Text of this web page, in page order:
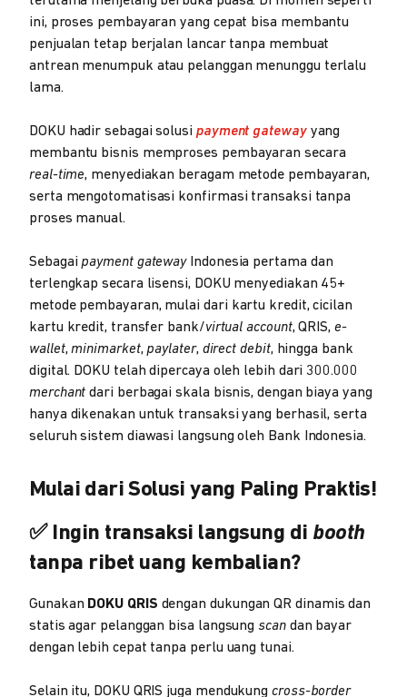
ini, proses pembayaran yang cepat bisa membantu
penjualan tetap berjalan lancar tanpa membuat
antrean menumpuk atau pelanggan menunggu terlalu
lama.
DOKU hadir sebagai solusi payment gateway yang
membantu bisnis memproses pembayaran secara
real-time, menyediakan beragam metode pembayaran,
serta mengotomatisasi konfirmasi transaksi tanpa
proses manual.
Sebagai payment gateway Indonesia pertama dan
terlengkap secara lisensi, DOKU menyediakan 45+
metode pembayaran, mulai dari kartu kredit, cicilan
kartu kredit, transfer bank/virtual account, QRIS, e-
wallet,minimarket, paylater, direct debit, hingga bank
digital. DOKU telah dipercaya oleh lebih dari 300.000
merchant dari berbagai skala bisnis, dengan biaya yang
hanya dikenakan untuk transaksi yang berhasil, serta
seluruh sistem diawasi langsung oleh Bank Indonesia.
Mulai dari Solusi yang Paling Praktis!
✅ Ingin transaksi langsung di booth
tanpa ribet uang kembalian?
Gunakan DOKU QRIS dengan dukungan QR dinamis dan
statis agar pelanggan bisa langsung scandan bayar
dengan lebih cepat tanpa perlu uang tunai.
Selain itu, DOKU QRIS juga mendukungcross-border